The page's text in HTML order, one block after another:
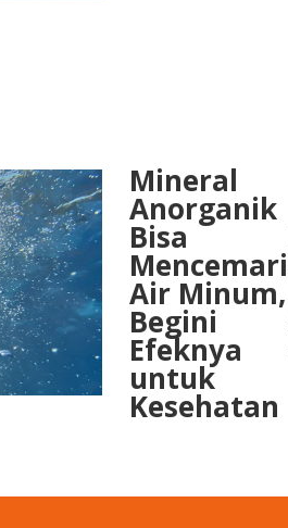
Mineral
Anorganik
Bisa
Mencemari
Air Minum,
Begini
Efeknya
untuk
Kesehatan